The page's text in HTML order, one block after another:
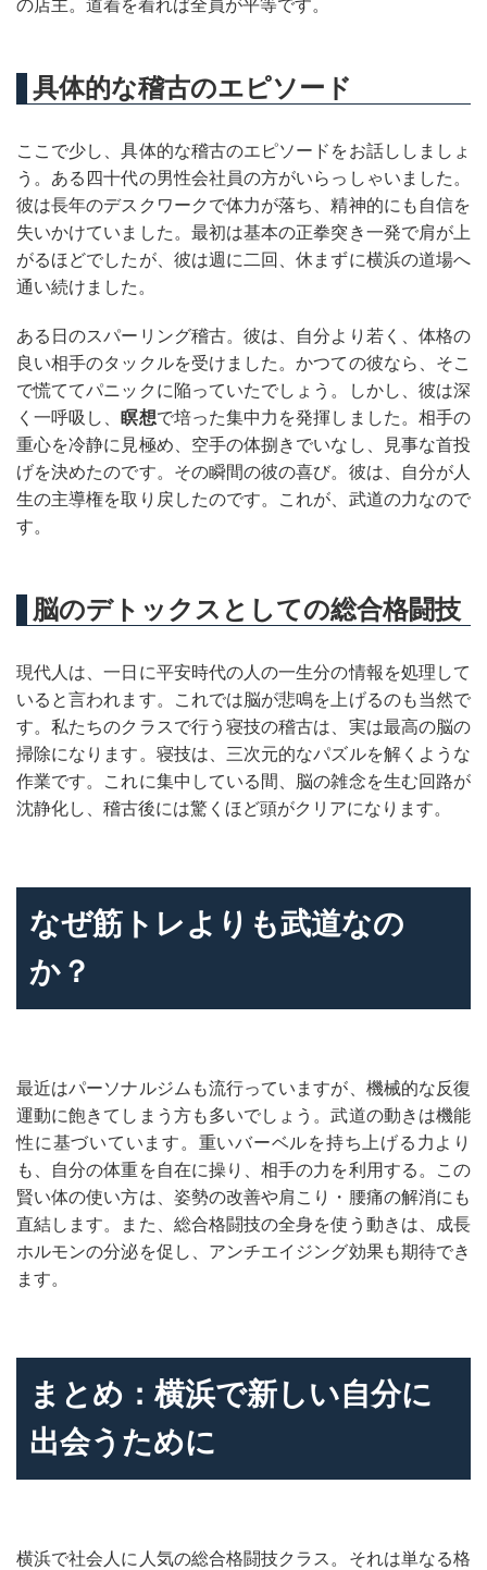
の店主。道着を着れば全員が平等です。
具体的な稽古のエピソード
ここで少し、具体的な稽古のエピソードをお話ししましょ
う。ある四十代の男性会社員の方がいらっしゃいました。
彼は長年のデスクワークで体力が落ち、精神的にも自信を
失いかけていました。最初は基本の正拳突き一発で肩が上
がるほどでしたが、彼は週に二回、休まずに横浜の道場へ
通い続けました。
ある日のスパーリング稽古。彼は、自分より若く、体格の
良い相手のタックルを受けました。かつての彼なら、そこ
で慌ててパニックに陥っていたでしょう。しかし、彼は深
く一呼吸し、瞑想で培った集中力を発揮しました。相手の
重心を冷静に見極め、空手の体捌きでいなし、見事な首投
げを決めたのです。その瞬間の彼の喜び。彼は、自分が人
生の主導権を取り戻したのです。これが、武道の力なので
す。
脳のデトックスとしての総合格闘技
現代人は、一日に平安時代の人の一生分の情報を処理して
いると言われます。これでは脳が悲鳴を上げるのも当然で
す。私たちのクラスで行う寝技の稽古は、実は最高の脳の
掃除になります。寝技は、三次元的なパズルを解くような
作業です。これに集中している間、脳の雑念を生む回路が
沈静化し、稽古後には驚くほど頭がクリアになります。
なぜ筋トレよりも武道なの
か？
最近はパーソナルジムも流行っていますが、機械的な反復
運動に飽きてしまう方も多いでしょう。武道の動きは機能
性に基づいています。重いバーベルを持ち上げる力より
も、自分の体重を自在に操り、相手の力を利用する。この
賢い体の使い方は、姿勢の改善や肩こり・腰痛の解消にも
直結します。また、総合格闘技の全身を使う動きは、成長
ホルモンの分泌を促し、アンチエイジング効果も期待でき
ます。
まとめ：横浜で新しい自分に
出会うために
横浜で社会人に人気の総合格闘技クラス。それは単なる格